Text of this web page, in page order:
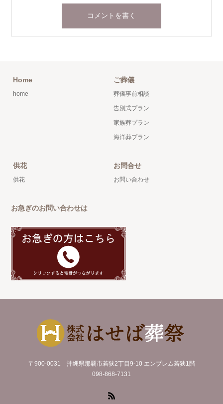
Home
home
ご葬儀
葬儀事前相談
告別式プラン
家族葬プラン
海洋葬プラン
供花
供花
お問合せ
お問い合わせ
お急ぎのお問い合わせは
〒900-0031 沖縄県那覇市若狭2丁目9-10 エンブレム若狭1階
098-868-7131